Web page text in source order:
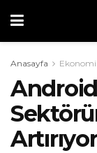
Anasayfa Ekonomi
Artırıyor